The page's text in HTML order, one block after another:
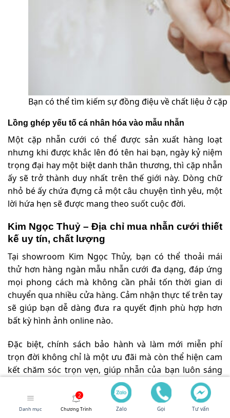
Bạn có thể tìm kiếm sự đồng điệu về chất liệu ở
Lồng ghép yếu tố cá nhân hóa vào mẫu nhẫn
Một cặp nhẫn cưới có thể được sản xuất hàng loạt
nhưng khi được khắc lên đó tên hai bạn, ngày kỷ niệm
trọng đại hay một biệt danh thân thương, thì cặp nhẫn
ấy sẽ trở thành duy nhất trên thế giới này. Dòng chữ
nhỏ bé ấy chứa đựng cả một câu chuyện tình yêu, một
lời hứa hẹn sẽ được mang theo suốt cuộc đời.
Kim Ngọc Thuỷ – Địa chỉ mua nhẫn cưới thiết
kế uy tín, chất lượng
Tại showroom Kim Ngọc Thủy, bạn có thể thoải mái
thử hơn hàng ngàn mẫu nhẫn cưới đa dạng, đáp ứng
mọi phong cách mà không cần phải tốn thời gian di
chuyển qua nhiều cửa hàng. Cảm nhận thực tế trên tay
sẽ giúp bạn dễ dàng đưa ra quyết định phù hợp hơn
bất kỳ hình ảnh online nào.
Đặc biệt, chính sách bảo hành và làm mới miễn phí
trọn đời không chỉ là một ưu đãi mà còn thể hiện cam
kết chăm sóc trọn vẹn, giúp nhẫn của bạn luôn sáng
đẹp và bền bỉ với thời gian, bất kể mức giá mua.
Ngoài ra, bạn hoàn toàn có thể tùy chỉnh chất liệu hoặc
Danh mục Chương Trình Zalo Gọi Tư vấn